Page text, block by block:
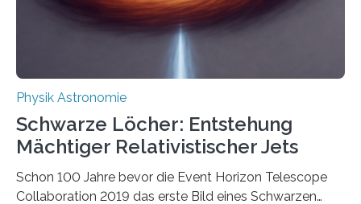
Energie in mechanische Bewegung um – oder anders
ausgedrückt, Wärme in Bewegung. In
quantenmechanischen Experimenten ist es in den…
Physik Astronomie
Schwarze Löcher: Entstehung
Mächtiger Relativistischer Jets
Schon 100 Jahre bevor die Event Horizon Telescope
Collaboration 2019 das erste Bild eines Schwarzen